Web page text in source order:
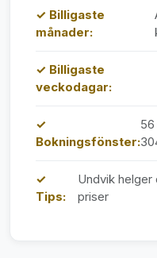
✓ Billigaste
månader:
✓ Billigaste
veckodagar:
✓
Bokningsfönster:
✓
Tips:
Undvik
priser